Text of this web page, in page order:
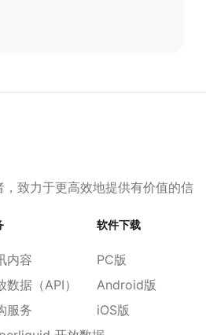
致力于更高效地提供有价值的信
内容
数据（API）
服务
软件下载
PC版
Android版
iOS版